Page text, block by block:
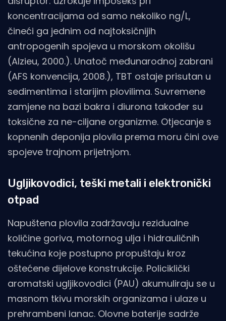
koncentracijama od samo nekoliko ng/L,
čineći ga jednim od najtoksičnijih
antropogenih spojeva u morskom okolišu
(Alzieu, 2000.). Unatoč međunarodnoj zabrani
(AFS konvencija, 2008.), TBT ostaje prisutan u
sedimentima i starijim plovilima. Suvremene
zamjene na bazi bakra i diurona također su
toksične za ne-ciljane organizme. Otjecanje s
kopnenih deponija plovila prema moru čini ove
spojeve trajnom prijetnjom.
Ugljikovodici, teški metali i elektronički
otpad
Napuštena plovila zadržavaju rezidualne
količine goriva, motornog ulja i hidrauličnih
tekućina koje postupno propuštaju kroz
oštećene dijelove konstrukcije. Policiklički
aromatski ugljikovodici (PAU) akumuliraju se u
masnom tkivu morskih organizama i ulaze u
prehrambeni lanac. Olovne baterije sadrže